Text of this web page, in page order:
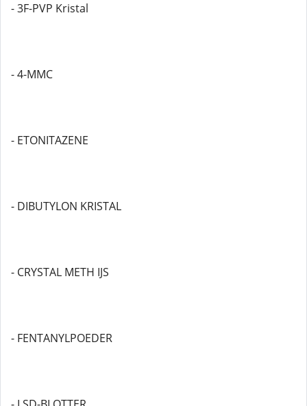
- 3F-PVP Kristal
- 4-MMC
- ETONITAZENE
- DIBUTYLON KRISTAL
- CRYSTAL METH IJS
- FENTANYLPOEDER